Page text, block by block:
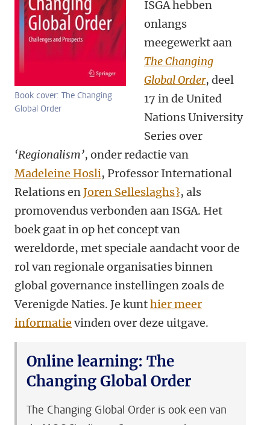
Book cover: The Changing
Global Order
ISGA hebben
onlangs
meegewerkt aan
The Changing
Global Order, deel
17 in de United
Nations University
Series over
‘Regionalism’, onder redactie van
Madeleine Hosli, Professor International
Relations enJoren Selleslaghs}, als
promovendus verbonden aan ISGA. Het
boek gaat in op het concept van
wereldorde, met speciale aandacht voor de
rol van regionale organisaties binnen
global governance instellingen zoals de
Verenigde Naties. Je kunthier meer
informatie vinden over deze uitgave.
Online learning: The
Changing Global Order
The Changing Global Order is ook een van